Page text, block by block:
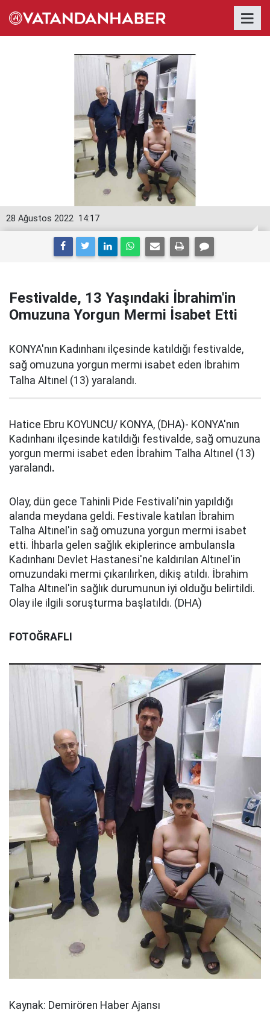
14:17
28 Ağustos 2022
Festivalde, 13 Yaşındaki İbrahim'in
Omuzuna Yorgun Mermi İsabet Etti
KONYA'nın Kadınhanı ilçesinde katıldığı festivalde,
sağ omuzuna yorgun mermi isabet eden İbrahim
Talha Altınel (13) yaralandı.
Hatice Ebru KOYUNCU/ KONYA, (DHA)- KONYA'nın
Kadınhanı ilçesinde katıldığı festivalde, sağ omuzuna
yorgun mermi isabet eden İbrahim Talha Altınel (13)
yaralandı.
Olay, dün gece Tahinli Pide Festivali'nin yapıldığı
alanda meydana geldi. Festivale katılan İbrahim
Talha Altınel'in sağ omuzuna yorgun mermi isabet
etti. İhbarla gelen sağlık ekiplerince ambulansla
Kadınhanı Devlet Hastanesi'ne kaldırılan Altınel'in
omuzundaki mermi çıkarılırken, dikiş atıldı. İbrahim
Talha Altınel'in sağlık durumunun iyi olduğu belirtildi.
Olay ile ilgili soruşturma başlatıldı. (DHA)
FOTOĞRAFLI
Kaynak: Demirören Haber Ajansı